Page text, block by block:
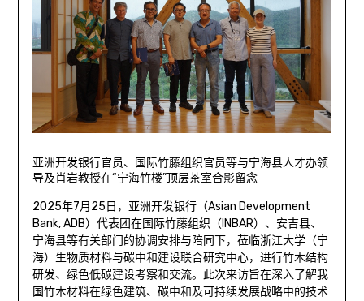
亚洲开发银行官员、国际竹藤组织官员等与宁海县人才办领
导及肖岩教授在“宁海竹楼”顶层茶室合影留念
2025年7月25日，亚洲开发银行（Asian Development
Bank, ADB）代表团在国际竹藤组织（INBAR）、安吉县、
宁海县等有关部门的协调安排与陪同下，莅临浙江大学（宁
海）生物质材料与碳中和建设联合研究中心，进行竹木结构
研发、绿色低碳建设考察和交流。此次来访旨在深入了解我
国竹木材料在绿色建筑、碳中和及可持续发展战略中的技术